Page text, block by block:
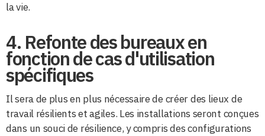
la vie.
4. Refonte des bureaux en
fonction de cas d'utilisation
spécifiques
Il sera de plus en plus nécessaire de créer des lieux de
travail résilients et agiles. Les installations seront conçues
dans un souci de résilience, y compris des configurations